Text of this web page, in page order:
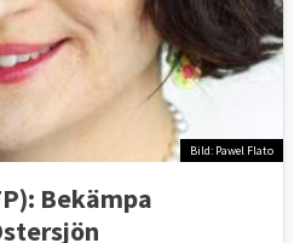
Bild: Pawel Flato
Bekämpa